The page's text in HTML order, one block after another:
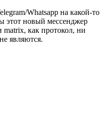
Whatsapp на какой-то
этот новый мессенджер
как протокол, ни
являются.